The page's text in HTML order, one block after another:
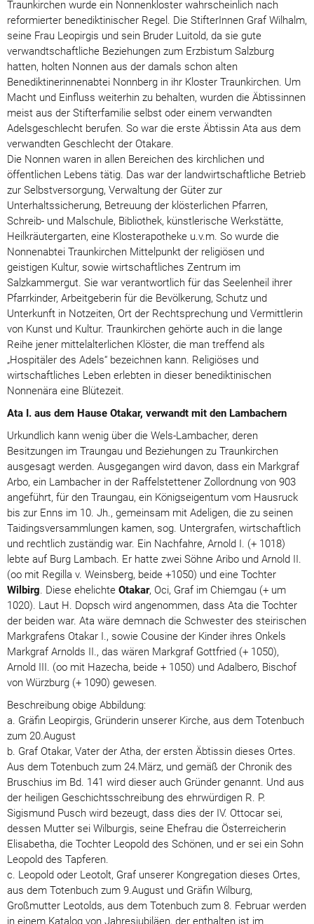
Traunkirchen wurde ein Nonnenkloster wahrscheinlich nach
reformierter benediktinischer Regel. Die StifterInnen Graf Wilhalm,
seine Frau Leopirgis und sein Bruder Luitold, da sie gute
verwandtschaftliche Beziehungen zum Erzbistum Salzburg
hatten, holten Nonnen aus der damals schon alten
Benediktinerinnenabtei Nonnberg in ihr Kloster Traunkirchen. Um
Macht und Einfluss weiterhin zu behalten, wurden die Äbtissinnen
meist aus der Stifterfamilie selbst oder einem verwandten
Adelsgeschlecht berufen. So war die erste Äbtissin Ata aus dem
verwandten Geschlecht der Otakare.
Die Nonnen waren in allen Bereichen des kirchlichen und
öffentlichen Lebens tätig. Das war der landwirtschaftliche Betrieb
zur Selbstversorgung, Verwaltung der Güter zur
Unterhaltssicherung, Betreuung der klösterlichen Pfarren,
Schreib- und Malschule, Bibliothek, künstlerische Werkstätte,
Heilkräutergarten, eine Klosterapotheke u.v.m. So wurde die
Nonnenabtei Traunkirchen Mittelpunkt der religiösen und
geistigen Kultur, sowie wirtschaftliches Zentrum im
Salzkammergut. Sie war verantwortlich für das Seelenheil ihrer
Pfarrkinder, Arbeitgeberin für die Bevölkerung, Schutz und
Unterkunft in Notzeiten, Ort der Rechtsprechung und Vermittlerin
von Kunst und Kultur. Traunkirchen gehörte auch in die lange
Reihe jener mittelalterlichen Klöster, die man treffend als
„Hospitäler des Adels“ bezeichnen kann. Religiöses und
wirtschaftliches Leben erlebten in dieser benediktinischen
Nonnenära eine Blütezeit.
Ata I. aus dem Hause Otakar, verwandt mit den Lambachern
Urkundlich kann wenig über die Wels-Lambacher, deren
Besitzungen im Traungau und Beziehungen zu Traunkirchen
ausgesagt werden. Ausgegangen wird davon, dass ein Markgraf
Arbo, ein Lambacher in der Raffelstettener Zollordnung von 903
angeführt, für den Traungau, ein Königseigentum vom Hausruck
bis zur Enns im 10. Jh., gemeinsam mit Adeligen, die zu seinen
Taidingsversammlungen kamen, sog. Untergrafen, wirtschaftlich
und rechtlich zuständig war. Ein Nachfahre, Arnold I. (+ 1018)
lebte auf Burg Lambach. Er hatte zwei Söhne Aribo und Arnold II.
(oo mit Regilla v. Weinsberg, beide +1050) und eine Tochter
Wilbirg. Diese ehelichte Otakar, Oci, Graf im Chiemgau (+ um
1020). Laut H. Dopsch wird angenommen, dass Ata die Tochter
der beiden war. Ata wäre demnach die Schwester des steirischen
Markgrafens Otakar I., sowie Cousine der Kinder ihres Onkels
Markgraf Arnolds II., das wären Markgraf Gottfried (+ 1050),
Arnold III. (oo mit Hazecha, beide + 1050) und Adalbero, Bischof
von Würzburg (+ 1090) gewesen.
Beschreibung obige Abbildung:
a. Gräfin Leopirgis, Gründerin unserer Kirche, aus dem Totenbuch
zum 20.August
b. Graf Otakar, Vater der Atha, der ersten Äbtissin dieses Ortes.
Aus dem Totenbuch zum 24.März, und gemäß der Chronik des
Bruschius im Bd. 141 wird dieser auch Gründer genannt. Und aus
der heiligen Geschichtsschreibung des ehrwürdigen R. P.
Sigismund Pusch wird bezeugt, dass dies der IV. Ottocar sei,
dessen Mutter sei Wilburgis, seine Ehefrau die Österreicherin
Elisabetha, die Tochter Leopold des Schönen, und er sei ein Sohn
Leopold des Tapferen.
c. Leopold oder Leotolt, Graf unserer Kongregation dieses Ortes,
aus dem Totenbuch zum 9.August und Gräfin Wilburg,
Großmutter Leotolds, aus dem Totenbuch zum 8. Februar werden
in einem Katalog von Jahresjubiläen, der enthalten ist im